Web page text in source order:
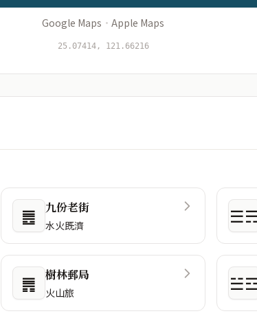
Google Maps · Apple Maps
25.07414, 121.66216
䷌ 九份老街
水火既濟
䷠ 樹林郵局
火山旅